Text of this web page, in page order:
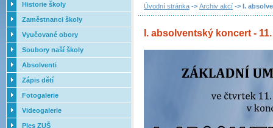
Úvodní stránka -> Archiv akcí -> I.
I. absolventský koncert - 11.
Historie školy
Zaměstnanci školy
Vyučované obory
Soubory naší školy
Absolventi
Zápis dětí
Fotogalerie
Videogalerie
Ples ZUŠ